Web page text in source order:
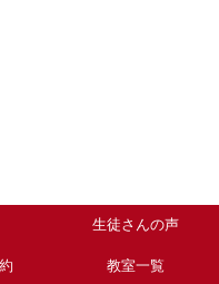
生徒さんの声
教室一覧